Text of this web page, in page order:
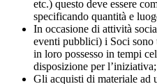
etc.) questo deve essere
specificando quantità e
In occasione di attività
eventi pubblici) i Soci sono
in loro possesso in tempi
disposizione per l’iniziativa;
Gli acquisti di materiale ad